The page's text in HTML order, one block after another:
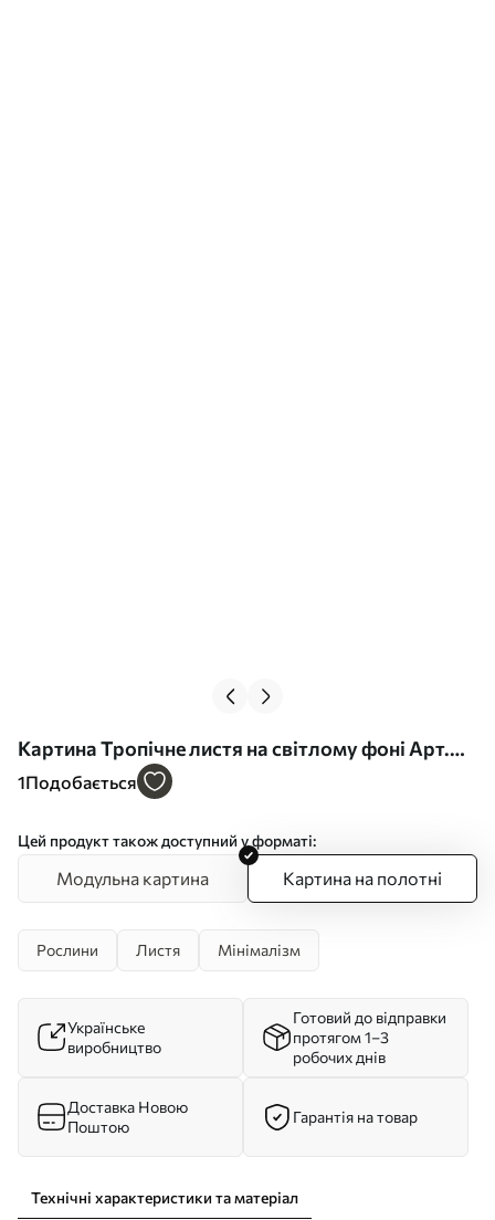
Картина Тропічне листя на світлому фоні Арт.
s45617
1Подобається
Цей продукт також доступний у форматі:
Модульна картина Картина на полотні
Рослини Листя Мінімалізм
Українське
виробництво
Готовий до відправки
протягом 1–3
робочих днів
Доставка Новою
Поштою
Гарантія на товар
Технічні характеристики та матеріал